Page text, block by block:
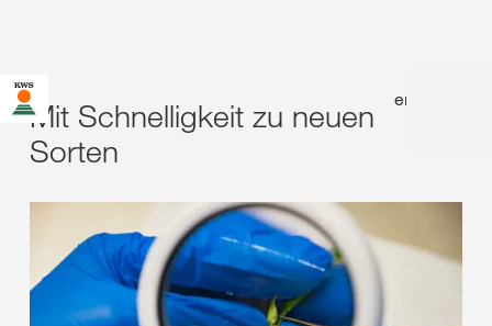
en
Mit Schnelligkeit zu neuen
Sorten